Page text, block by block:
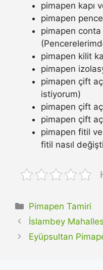
pimapen kapı
pimapen
pimapen
pimapen kilit
pimapen
pimapen çift
istiyorum)
pimapen çift
pimapen çift
pimapen fitil
fitil nasıl
Kategoriler
Pimapen Tamiri
İslambey
Eyüpsultan